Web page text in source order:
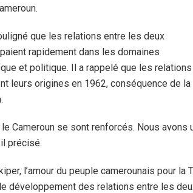
que les relations entre les deux
rapidement dans les domaines
et politique. Il a rappelé que les
leurs origines en 1962, conséquence de
Cameroun se sont renforcés. Nous avons
précisé.
l’amour du peuple camerounais pour
développement des relations entre les